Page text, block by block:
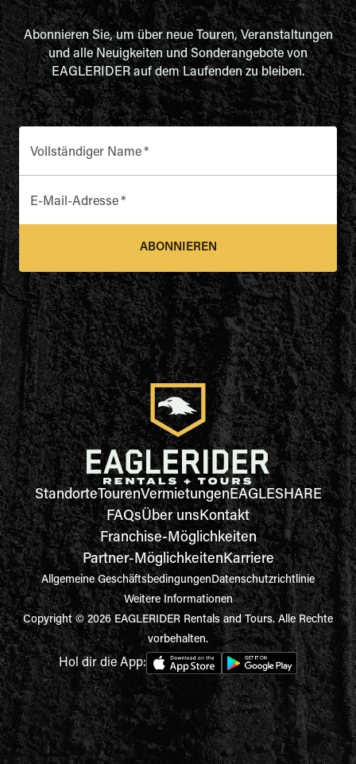
Abonnieren Sie, um über neue Touren, Veranstaltungen
und alle Neuigkeiten und Sonderangebote von
EAGLERIDER auf dem Laufenden zu bleiben.
Vollständiger Name*
E-Mail-Adresse*
ABONNIEREN
StandorteTourenVermietungenEAGLESHARE
FAQsÜber unsKontakt
Franchise-Möglichkeiten
Partner-MöglichkeitenKarriere
Allgemeine GeschäftsbedingungenDatenschutzrichtlinie
Weitere Informationen
Copyright © 2026 EAGLERIDER Rentals and Tours. Alle Rechte
vorbehalten.
Hol dir die App: